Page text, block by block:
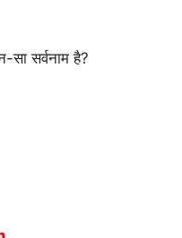
सा सर्वनाम है?